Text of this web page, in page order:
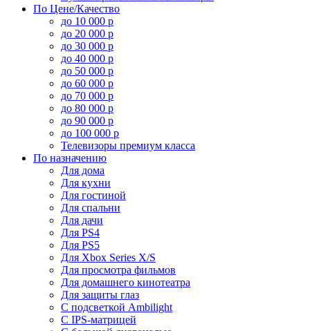
По Цене/Качество
до 10 000 р
до 20 000 р
до 30 000 р
до 40 000 р
до 50 000 р
до 60 000 р
до 70 000 р
до 80 000 р
до 90 000 р
до 100 000 р
Телевизоры премиум класса
По назначению
Для дома
Для кухни
Для гостиной
Для спальни
Для дачи
Для PS4
Для PS5
Для Xbox Series X/S
Для просмотра фильмов
Для домашнего кинотеатра
Для защиты глаз
С подсветкой Ambilight
C IPS-матрицей